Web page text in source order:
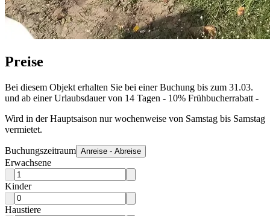
Preise
Bei diesem Objekt erhalten Sie bei einer Buchung bis zum 31.03.
und ab einer Urlaubsdauer von 14 Tagen - 10% Frühbucherrabatt -
Wird in der Hauptsaison nur wochenweise von Samstag bis Samstag
vermietet.
Buchungszeitraum Anreise - Abreise
Erwachsene
Kinder
Haustiere